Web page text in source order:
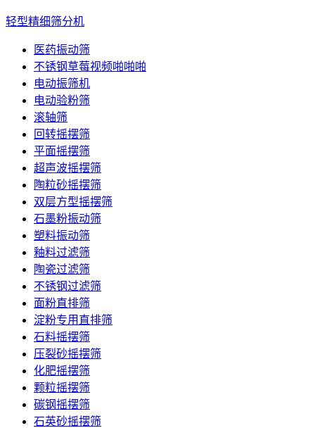
轻型精细筛分机
医药振动筛
不锈钢草莓视频啪啪啪
电动振筛机
电动验粉筛
滚轴筛
回转摇摆筛
平面摇摆筛
超声波摇摆筛
陶粒砂摇摆筛
双层方型摇摆筛
石墨粉振动筛
塑料振动筛
釉料过滤筛
陶瓷过滤筛
不锈钢过滤筛
面粉直排筛
淀粉专用直排筛
石料摇摆筛
压裂砂摇摆筛
化肥摇摆筛
颗粒摇摆筛
碳钢摇摆筛
石英砂摇摆筛